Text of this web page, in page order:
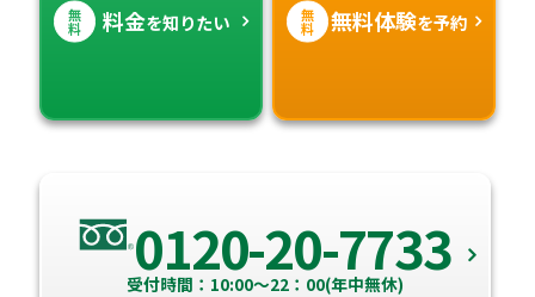
無
料 料金を知りたい 無
料 無料体験を予約
0120-20-7733
受付時間：10:00～22：00(年中無休)